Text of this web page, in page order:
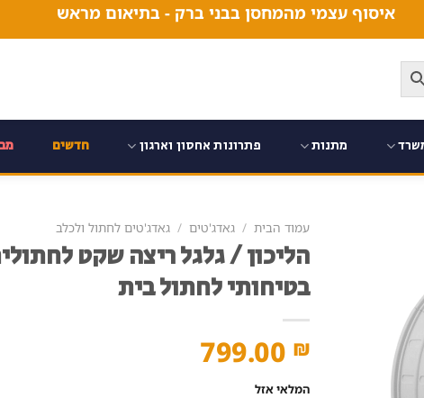
איסוף עצמי מהמחסן בבני ברק - בתיאום מראש
מתנות פתרונות אחסון וארגון חדשים
עמוד הבית / גאדג'טים / גאדג'טים לחתול ולכלב
הליכון / גלגל ריצה שקט
בטיחותי לחתול בית
799.00 ₪
המלאי אזל